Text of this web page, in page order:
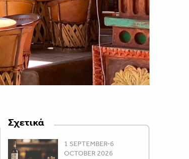
Σχετικά
1 SEPTEMBER-6
OCTOBER 2026